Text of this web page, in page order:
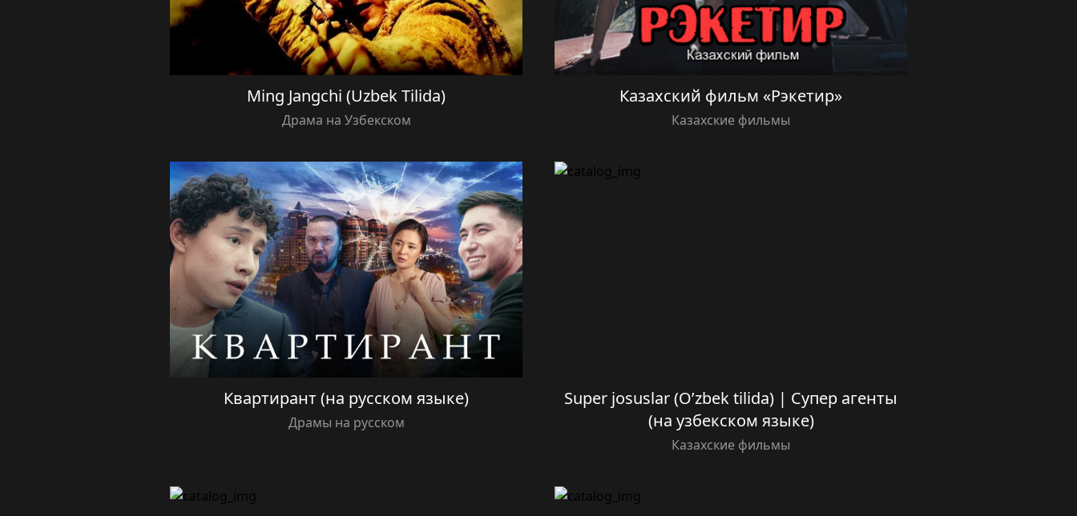
Ming Jangchi (Uzbek Tilida)
Драма на Узбекском
Казахский фильм «Рэкетир»
Казахские фильмы
Квартирант (на русском языке)
Драмы на русском
Super josuslar (O’zbek tilida) | Супер агенты
(на узбекском языке)
Казахские фильмы